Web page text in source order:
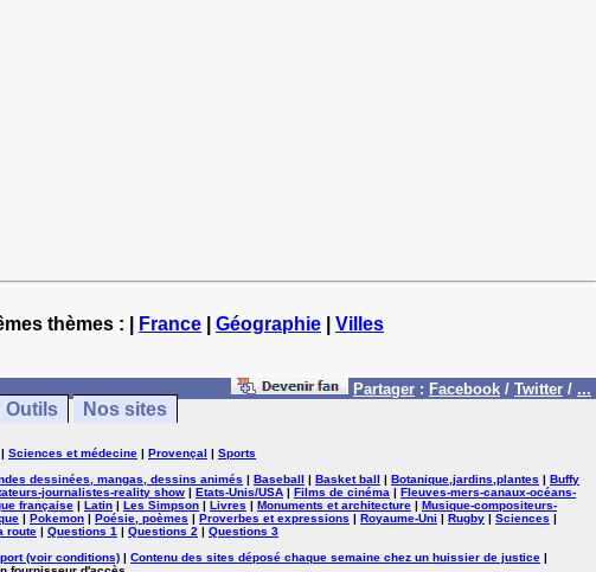
thèmes : | France Géographie
Villes
Partager : Facebook / Twitter / ...
Outils Nos sites
| Sciences et médecine | Provençal | Sports
dessinées, mangas, dessins animés | Baseball | Basket ball | Botanique,jardins,plantes | Buffy
journalistes-reality show | Etats-Unis/USA | Films de cinéma | Fleuves-mers-canaux-océans-
française | Latin | Les Simpson | Livres | Monuments et architecture | Musique-compositeurs-
| Pokemon | Poésie, poèmes | Proverbes et expressions | Royaume-Uni | Rugby | Sciences |
route | Questions 1 | Questions 2 | Questions 3
(voir conditions) | Contenu des sites déposé chaque semaine chez un huissier de justice |